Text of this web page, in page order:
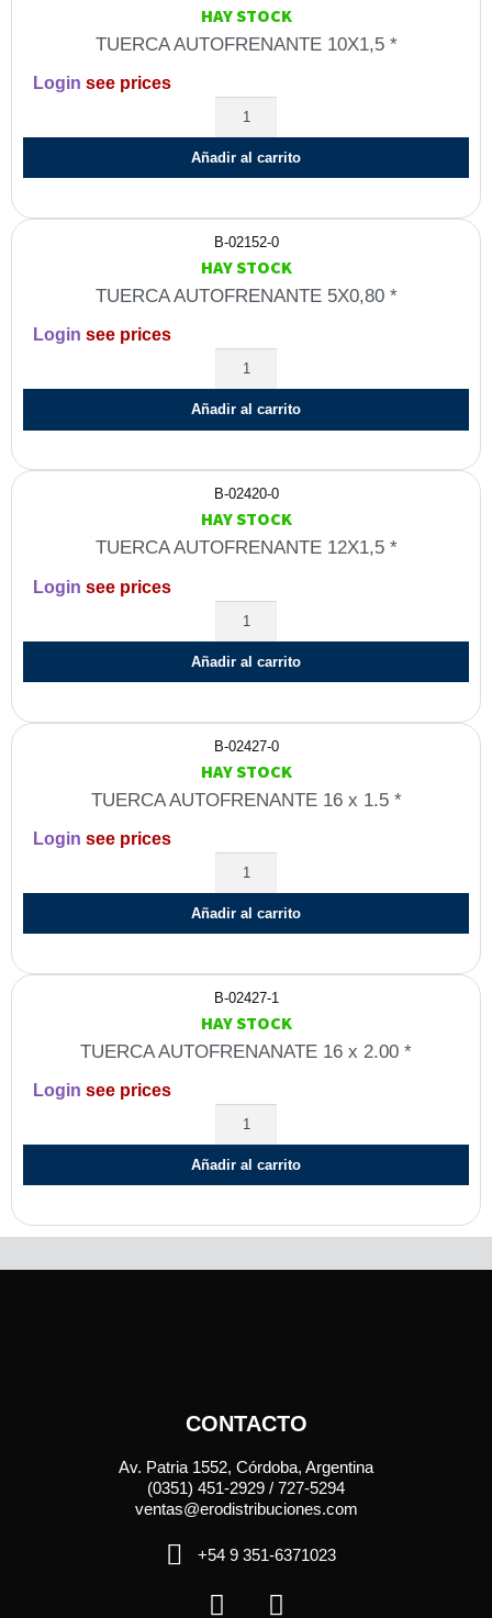
HAY STOCK
TUERCA AUTOFRENANTE 10X1,5 *
Login see prices
Añadir al carrito
B-02152-0
HAY STOCK
TUERCA AUTOFRENANTE 5X0,80 *
Login see prices
Añadir al carrito
B-02420-0
HAY STOCK
TUERCA AUTOFRENANTE 12X1,5 *
Login see prices
Añadir al carrito
B-02427-0
HAY STOCK
TUERCA AUTOFRENANTE 16 x 1.5 *
Login see prices
Añadir al carrito
B-02427-1
HAY STOCK
TUERCA AUTOFRENANATE 16 x 2.00 *
Login see prices
Añadir al carrito
CONTACTO
Av. Patria 1552, Córdoba, Argentina
(0351) 451-2929 / 727-5294
ventas@erodistribuciones.com
+54 9 351-6371023